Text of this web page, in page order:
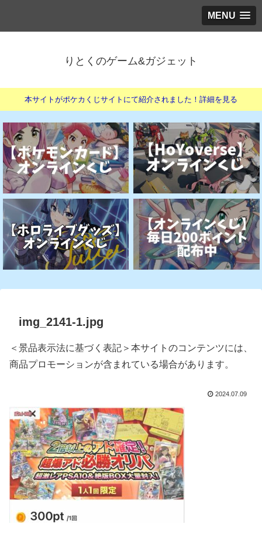
MENU
りとくのゲーム&ガジェット
本サイトがポケカくじサイトにて紹介されました！詳細を見る
img_2141-1.jpg
＜景品表示法に基づく表記＞本サイトのコンテンツには、
商品プロモーションが含まれている場合があります。
2024.07.09